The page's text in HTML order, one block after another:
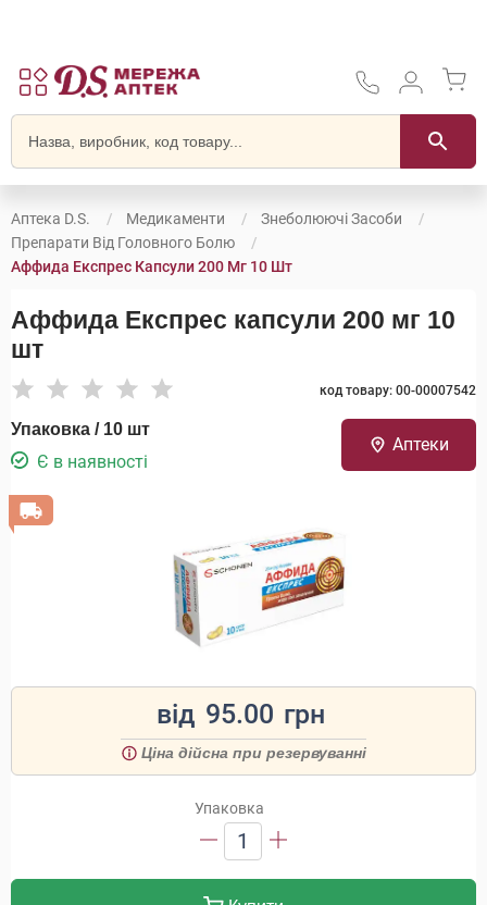
Аптека D.S. Медикаменти
Знеболюючі Засоби
Препарати Від Головного Болю
Аффида Експрес Капсули 200 Мг 10 Шт
Аффида Експрес капсули 200 мг 10
шт
код товару: 00-00007542
Упаковка / 10 шт
Є в наявності
Аптеки
від 95.00 грн
Ціна дійсна при резервуванні
Упаковка
1